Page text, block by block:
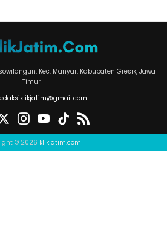
Kec. Manyar, Kabupaten Gresik, Jawa
Timur
© 2026 klikjatim.com